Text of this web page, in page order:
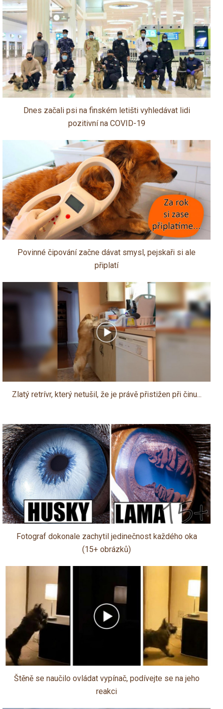
Dnes začali psi na finském letišti vyhledávat lidi
pozitivní na COVID-19
Povinné čipování začne dávat smysl, pejskaři si ale
připlatí
Zlatý retrívr, který netušil, že je právě přistižen při činu...
Fotograf dokonale zachytil jedinečnost každého oka
(15+ obrázků)
Štěně se naučilo ovládat vypínač, podívejte se na jeho
reakci